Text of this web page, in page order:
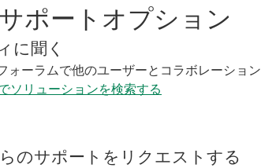
ポートオプション
に聞く
ォーラムで他のユーザーとコラボレーション
ソリューションを検索する
のサポートをリクエストする